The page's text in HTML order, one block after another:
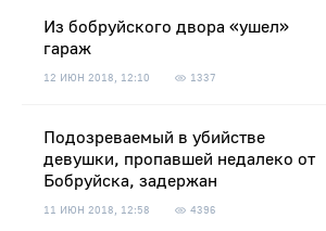
Из бобруйского двора «ушел»
гараж
12 ИЮН 2018, 12:10 1337
Подозреваемый в убийстве
девушки, пропавшей недалеко от
Бобруйска, задержан
11 ИЮН 2018, 12:58 4396